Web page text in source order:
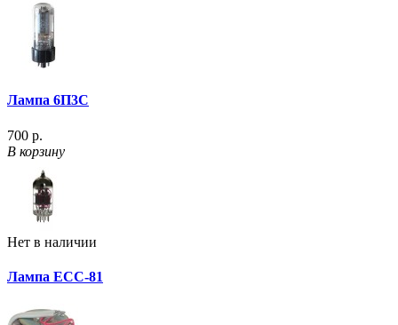
Лампа 6П3С
700 р.
В корзину
Нет в наличии
Лампа ECC-81